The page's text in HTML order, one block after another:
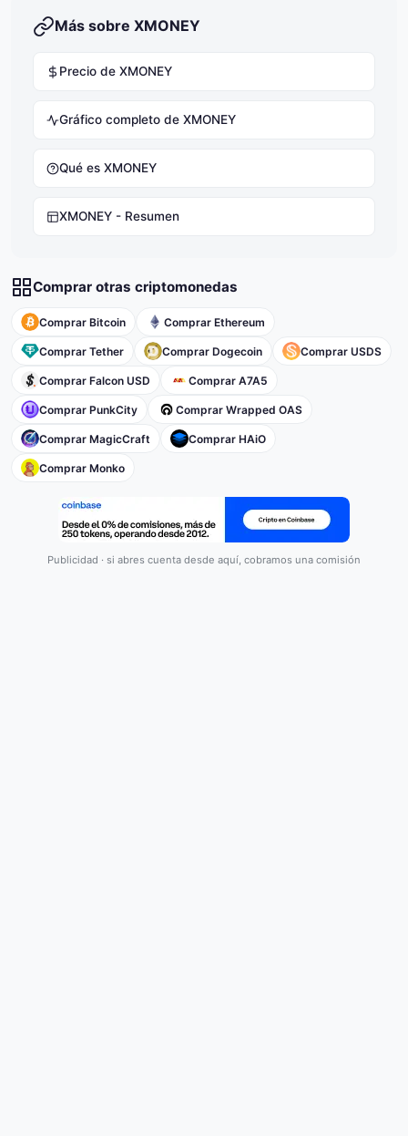
Más sobre XMONEY
Precio de XMONEY
Gráfico completo de XMONEY
Qué es XMONEY
XMONEY - Resumen
Comprar otras criptomonedas
Comprar Bitcoin Comprar Ethereum
Comprar Tether Comprar Dogecoin Comprar USDS
Comprar Falcon USD Comprar A7A5
Comprar PunkCity Comprar Wrapped OAS
Comprar MagicCraft Comprar HAiO
Comprar Monko
Publicidad · si abres cuenta desde aquí, cobramos una comisión